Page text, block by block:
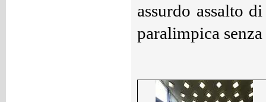
assurdo assalto
paralimpica